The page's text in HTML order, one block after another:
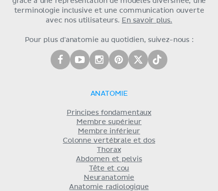
terminologie inclusive et une communication ouverte
avec nos utilisateurs. En savoir plus.
Pour plus d'anatomie au quotidien, suivez-nous :
ANATOMIE
Principes fondamentaux
Membre supérieur
Membre inférieur
Colonne vertébrale et dos
Thorax
Abdomen et pelvis
Tête et cou
Neuranatomie
Anatomie radiologique